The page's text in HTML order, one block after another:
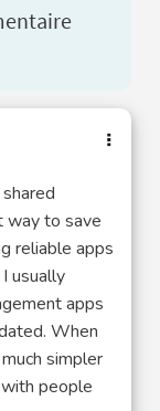
way to save
reliable apps
usually
apps
When
simpler
people